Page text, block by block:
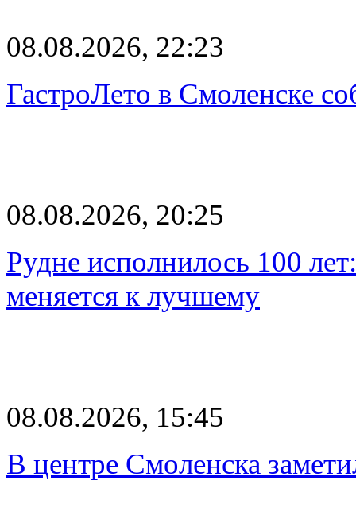
08.08.2026, 22:23
ГастроЛето в Смоленске
08.08.2026, 20:25
Рудне исполнилось 100
меняется к лучшему
08.08.2026, 15:45
В центре Смоленска